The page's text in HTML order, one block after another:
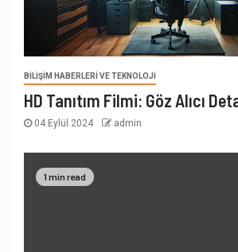
BILIŞIM HABERLERI VE TEKNOLOJI
HD Tanıtım Filmi: Göz Alıcı
04 Eylül 2024 admin
1 min read